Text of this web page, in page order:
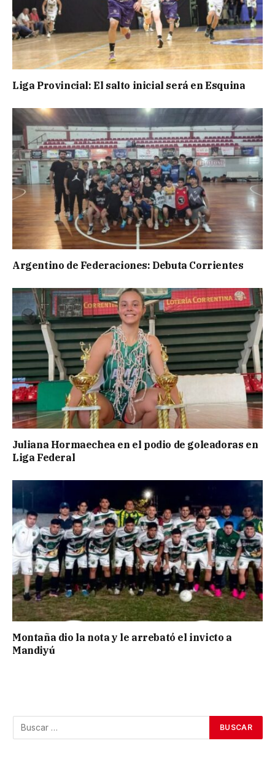
Liga Provincial: El salto inicial será en Esquina
Argentino de Federaciones: Debuta Corrientes
Juliana Hormaechea en el podio de goleadoras en
Liga Federal
Montaña dio la nota y le arrebató el invicto a
Mandiyú